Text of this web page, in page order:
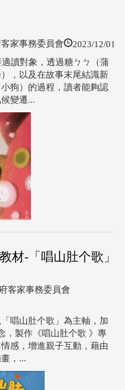
家事務委員會 2023/12/01
適讀對象，透過糖ㄅㄅ（蒲
，以及在故事末尾結識新
狗）的過程，讀者能夠認
變遷...
材-「唱山肚个歌」
家事務委員會
唱山肚个歌」為主軸，加
，製作《唱山肚个歌 》專
感，增進親子互動，藉由
，...